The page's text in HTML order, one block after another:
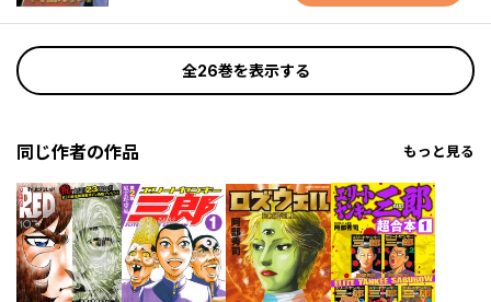
全26巻を表示する
同じ作者の作品 もっと見る